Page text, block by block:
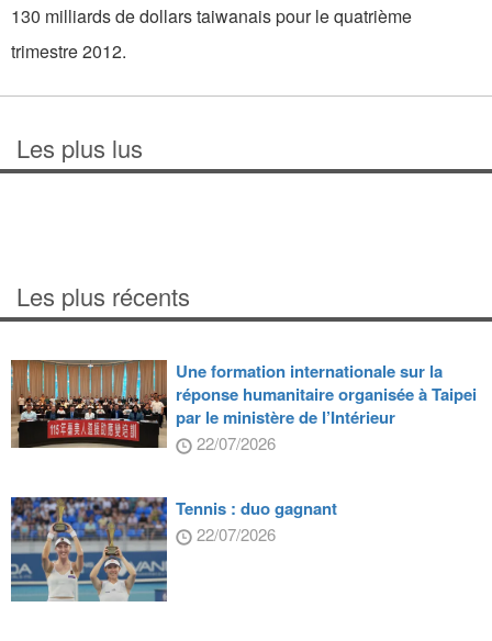
130 milliards de dollars taiwanais pour le quatrième
trimestre 2012.
Les plus lus
Les plus récents
Une formation internationale sur la
réponse humanitaire organisée à Taipei
par le ministère de l’Intérieur
22/07/2026
Tennis : duo gagnant
22/07/2026